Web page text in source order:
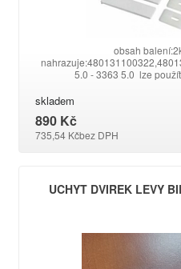
obsah
5.0 - 3363 5.0 lze
skladem
890 Kč
735,54 Kčbez DPH
UCHYT DVIREK LEVY